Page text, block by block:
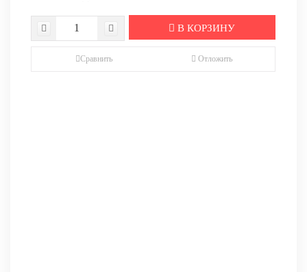
В КОРЗИНУ
Сравнить Отложить